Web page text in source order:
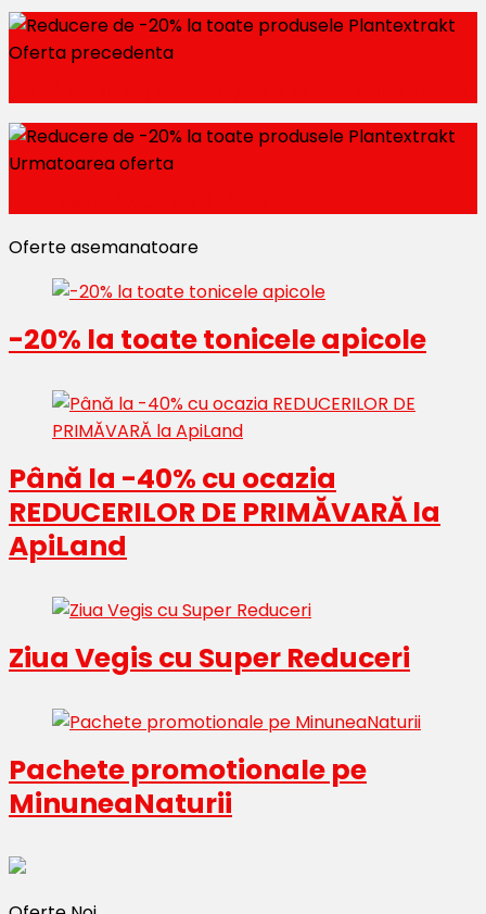
Oferta precedenta
Urmatoarea oferta
Oferte asemanatoare
-20% la toate tonicele apicole
Până la -40% cu ocazia
REDUCERILOR DE PRIMĂVARĂ la
ApiLand
Ziua Vegis cu Super Reduceri
Pachete promotionale pe
MinuneaNaturii